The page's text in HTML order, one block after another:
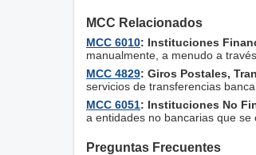
MCC Relacionados
MCC 6010: Instituciones
manualmente, a menudo a
MCC 4829: Giros Postales,
servicios de transferencias
MCC 6051: Instituciones No
a entidades no bancarias que se
Preguntas Frecuentes